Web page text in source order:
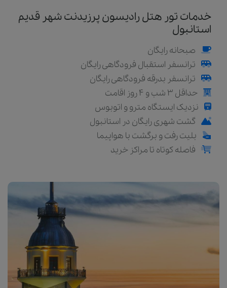
خدمات تور هتل رادیسون پرزیدنت شهر قدیم
استانبول
صبحانه رایگان
ترانسفر استقبال فرودگاهی رایگان
ترانسفر بدرقه فرودگاهی رایگان
حداقل 3 شب و 4 روز اقامت
نزدیک ایستگاه مترو و اتوبوس
گشت شهری رایگان در استانبول
بلیت رفت و برگشت با هواپیما
فاصله کوتاه تا مراکز خرید